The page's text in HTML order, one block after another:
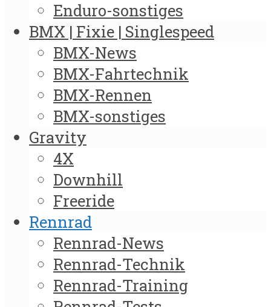
Enduro-sonstiges
BMX | Fixie | Singlespeed
BMX-News
BMX-Fahrtechnik
BMX-Rennen
BMX-sonstiges
Gravity
4X
Downhill
Freeride
Rennrad
Rennrad-News
Rennrad-Technik
Rennrad-Training